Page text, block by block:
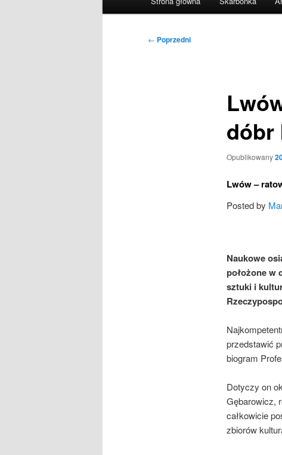
Nawigacja
← Poprzedni
dóbr
Opublikowany
Lwów –
Posted by
Naukowe
położone w
sztuki i
przedstawić
biogram
Dotyczy on
Gębarowicz,
całkowicie
zbiorów